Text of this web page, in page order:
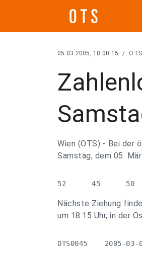
05.03.2005, 18:00:15 /
Wien (OTS) - Bei der
Samstag, dem 05.
52      45      50
Nächste Ziehung
um 18.15 Uhr, in der
OTS0045    2005-03-